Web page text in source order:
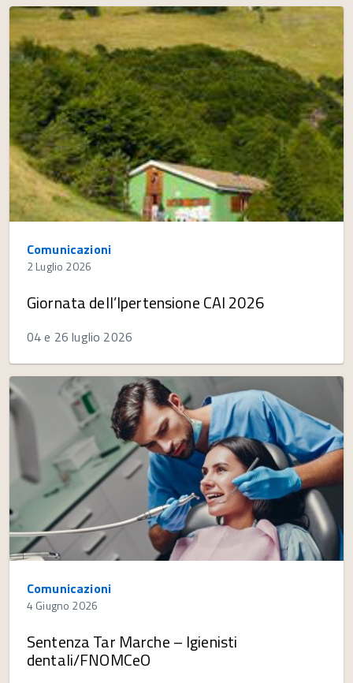
Comunicazioni
2 Luglio 2026
Giornata dell’Ipertensione CAI 2026
04 e 26 luglio 2026
Comunicazioni
4 Giugno 2026
Sentenza Tar Marche – Igienisti
dentali/FNOMCeO